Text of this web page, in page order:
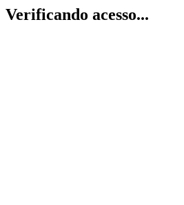
Verificando acesso...